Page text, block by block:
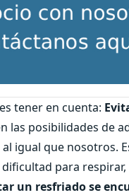
tener en cuenta:
las posibilidades de
igual que nosotros.
para
un resfriado se